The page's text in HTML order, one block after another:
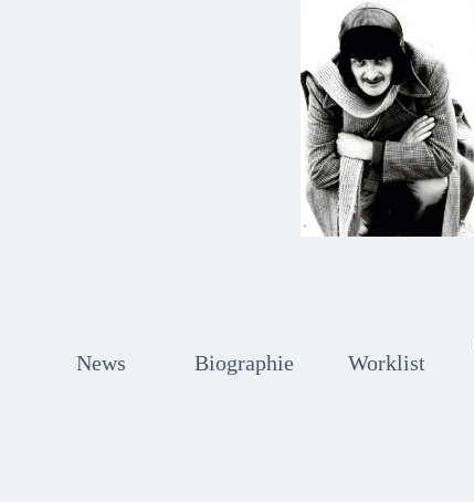
News Biographie Worklist